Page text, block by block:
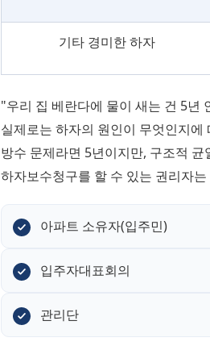
기타 경미한 하자
"우리 집 베란다에 물이 새는 건 5년
실제로는 하자의 원인이 무엇인지
방수 문제라면 5년이지만, 구조적
하자보수청구를 할 수 있는 권리자는
아파트 소유자(입주민)
입주자대표회의
관리단